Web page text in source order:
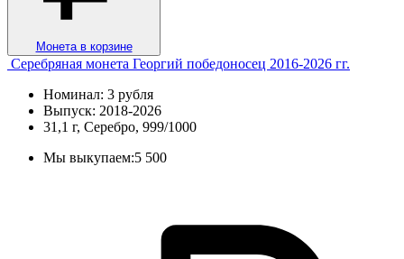
Монета в корзине
Серебряная монета Георгий победоносец 2016-2026 гг.
Номинал: 3 рубля
Выпуск: 2018-2026
31,1 г, Серебро, 999/1000
Мы выкупаем:5 500